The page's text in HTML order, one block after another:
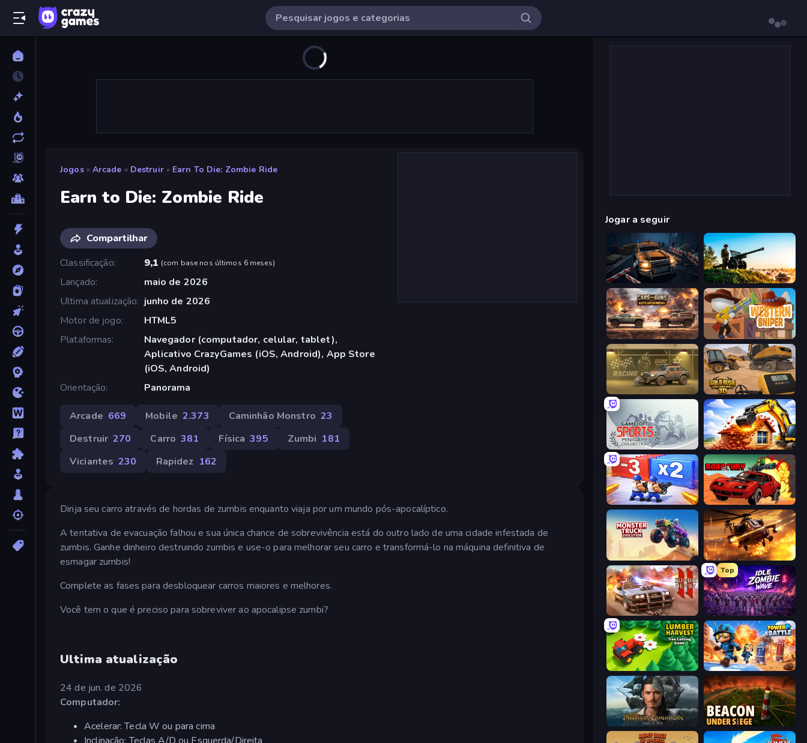
Jogos » Arcade » Destruir » Earn To Die: Zombie Ride
Earn to Die: Zombie Ride
Compartilhar
Classificação
9,1 (com base nos últimos 6 meses)
Lançado
maio de 2026
Ultima atualização
junho de 2026
Motor de jogo
HTML5
Plataformas
Navegador (computador, celular, tablet),
Aplicativo CrazyGames (iOS, Android), App Store
(iOS, Android)
Orientação
Panorama
Arcade 669 Mobile 2.373 Caminhão Monstro 23
Destruir 270 Carro 381 Física 395 Zumbi 181
Viciantes 230 Rapidez 162
Dirija seu carro através de hordas de zumbis enquanto viaja por um mundo pós-apocalíptico.
A tentativa de evacuação falhou e sua única chance de sobrevivência está do outro lado de uma cidade infestada de
zumbis. Ganhe dinheiro destruindo zumbis e use-o para melhorar seu carro e transformá-lo na máquina definitiva de
esmagar zumbis!
Complete as fases para desbloquear carros maiores e melhores.
Você tem o que é preciso para sobreviver ao apocalipse zumbi?
Ultima atualização
24 de jun. de 2026
Computador:
Acelerar: Tecla W ou para cima
Inclinação: Teclas A/D ou Esquerda/Direita
Jogar a seguir
Cars vs Zombies Artillery Vs Tanks
Cars with Guns: Wasteland Showdown Western Sniper
Gold Rush: Gold Simulator 3D
Gameloft Sports Minigame Collection City Constructor
Battle Brigade Road of Fury 4
Monster Truck Evolution Heli Military Base
Zombie Derby 2
Top
Idle Zombie Wave: Survivors
Lumber Harvest: Tree Cutting Game Tower Battle
Beacon Under Siege